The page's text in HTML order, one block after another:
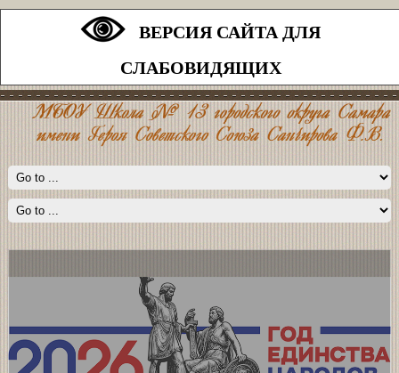
ВЕРСИЯ САЙТА ДЛЯ
СЛАБОВИДЯЩИХ